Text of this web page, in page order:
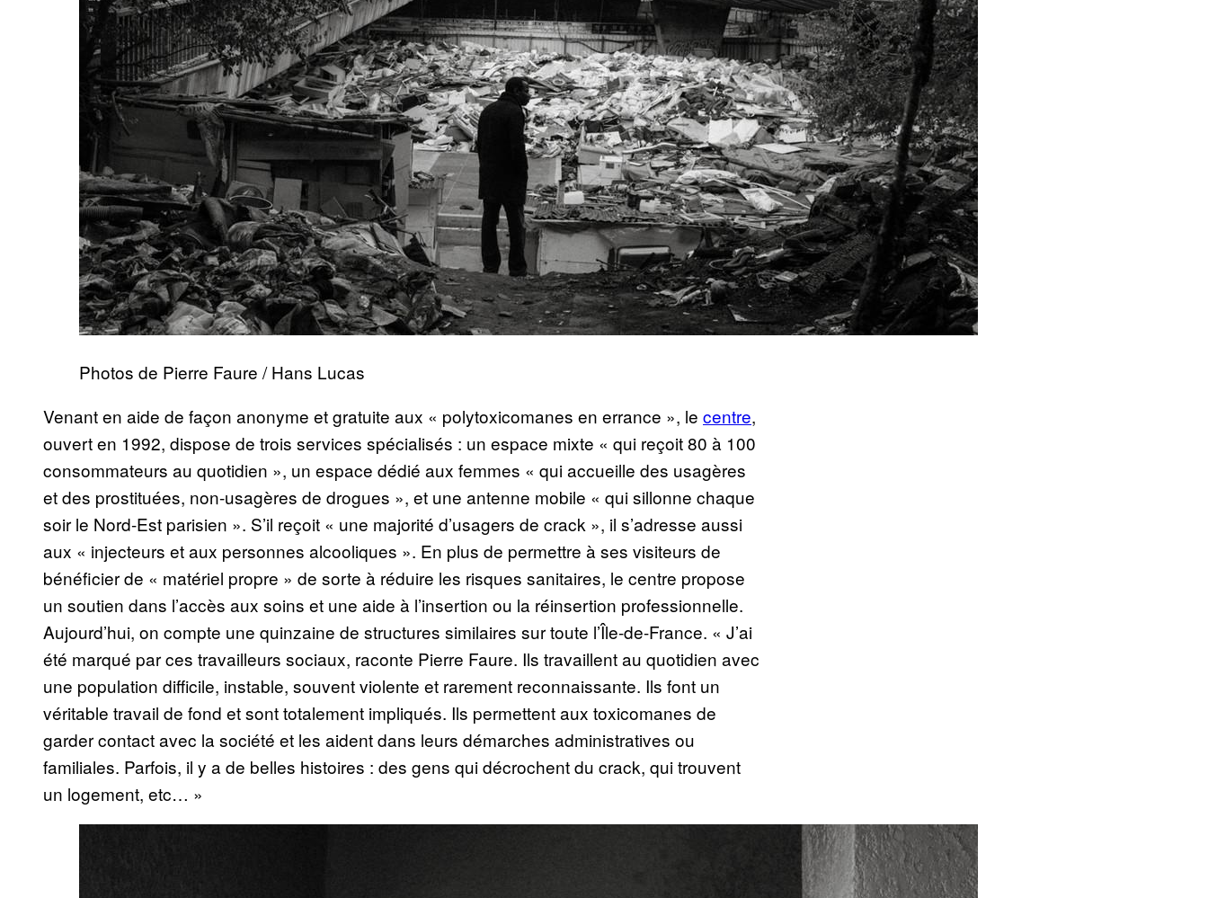
Photos de Pierre Faure / Hans Lucas
Venant en aide de façon anonyme et gratuite aux « polytoxicomanes en errance », le centre,
ouvert en 1992, dispose de trois services spécialisés : un espace mixte « qui reçoit 80 à 100
consommateurs au quotidien », un espace dédié aux femmes « qui accueille des usagères
et des prostituées, non-usagères de drogues », et une antenne mobile « qui sillonne chaque
soir le Nord-Est parisien ». S’il reçoit « une majorité d’usagers de crack », il s’adresse aussi
aux « injecteurs et aux personnes alcooliques ». En plus de permettre à ses visiteurs de
bénéficier de « matériel propre » de sorte à réduire les risques sanitaires, le centre propose
un soutien dans l’accès aux soins et une aide à l’insertion ou la réinsertion professionnelle.
Aujourd’hui, on compte une quinzaine de structures similaires sur toute l’Île-de-France. « J’ai
été marqué par ces travailleurs sociaux, raconte Pierre Faure. Ils travaillent au quotidien avec
une population difficile, instable, souvent violente et rarement reconnaissante. Ils font un
véritable travail de fond et sont totalement impliqués. Ils permettent aux toxicomanes de
garder contact avec la société et les aident dans leurs démarches administratives ou
familiales. Parfois, il y a de belles histoires : des gens qui décrochent du crack, qui trouvent
un logement, etc… »